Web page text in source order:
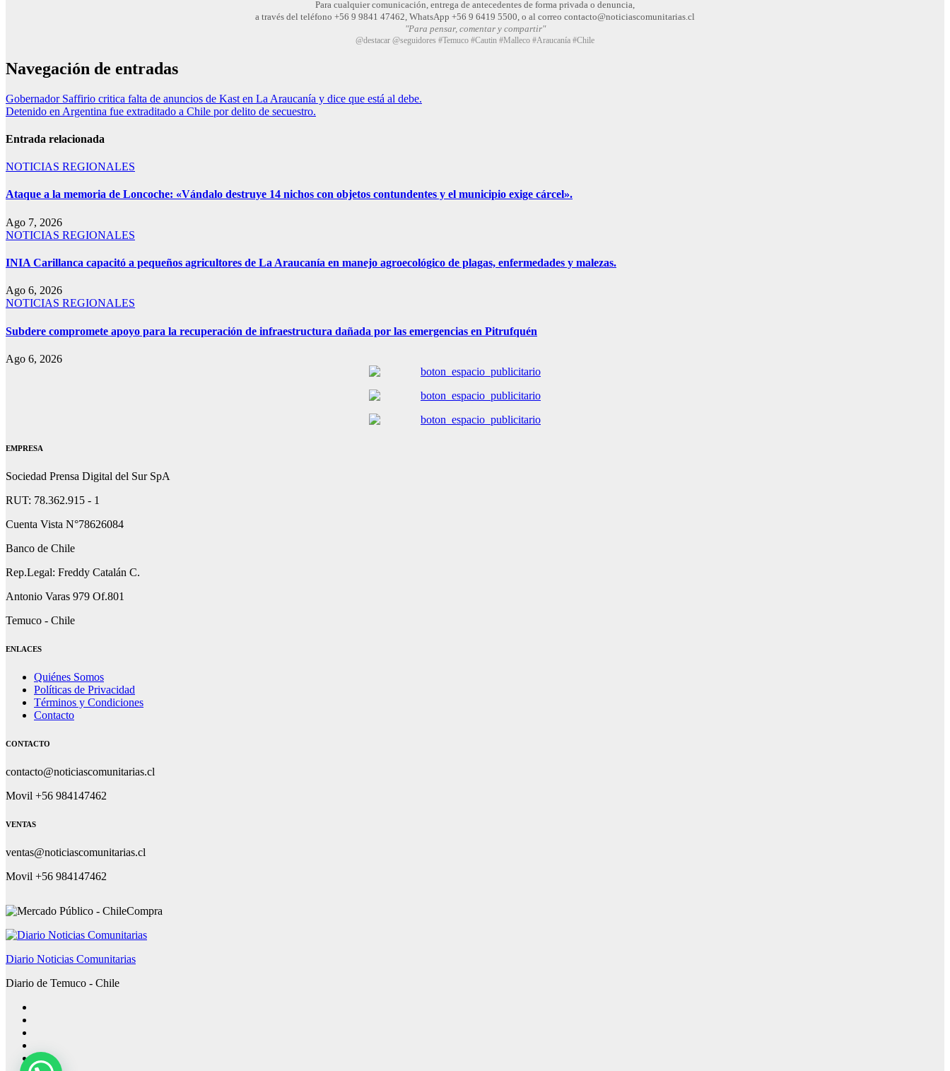
Para cualquier comunicación, entrega de antecedentes de forma privada o denuncia,
a través del teléfono +56 9 9841 47462, WhatsApp +56 9 6419 5500, o al correo contacto@noticiascomunitarias.cl
"Para pensar, comentar y compartir"
@destacar @seguidores #Temuco #Cautin #Malleco #Araucanía #Chile
Navegación de entradas
Gobernador Saffirio critica falta de anuncios de Kast en La Araucanía y dice que está al debe.
Detenido en Argentina fue extraditado a Chile por delito de secuestro.
Entrada relacionada
NOTICIAS REGIONALES
Ataque a la memoria de Loncoche: «Vándalo destruye 14 nichos con objetos contundentes y el municipio exige cárcel».
Ago 7, 2026
NOTICIAS REGIONALES
INIA Carillanca capacitó a pequeños agricultores de La Araucanía en manejo agroecológico de plagas, enfermedades y malezas.
Ago 6, 2026
NOTICIAS REGIONALES
Subdere compromete apoyo para la recuperación de infraestructura dañada por las emergencias en Pitrufquén
Ago 6, 2026
EMPRESA
Sociedad Prensa Digital del Sur SpA
RUT: 78.362.915 - 1
Cuenta Vista N°78626084
Banco de Chile
Rep.Legal: Freddy Catalán C.
Antonio Varas 979 Of.801
Temuco - Chile
ENLACES
Quiénes Somos
Políticas de Privacidad
Términos y Condiciones
Contacto
CONTACTO
contacto@noticiascomunitarias.cl
Movil +56 984147462
VENTAS
ventas@noticiascomunitarias.cl
Movil +56 984147462
Diario Noticias Comunitarias
Diario de Temuco - Chile